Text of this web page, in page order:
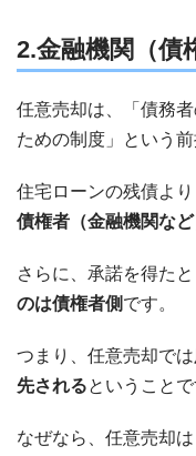
2.金融機関（債
任意売却は、「債務
ための制度」という
住宅ローンの残債よ
債権者（金融機関な
さらに、承諾を得たと
のは債権者側 です。
つまり、任意売却では
先されるということで
なぜなら、任意売却